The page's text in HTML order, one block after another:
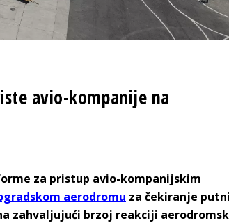
avio-kompanije na
za pristup avio-kompanijskim
aerodromu za čekiranje
zahvaljujući brzoj reakciji